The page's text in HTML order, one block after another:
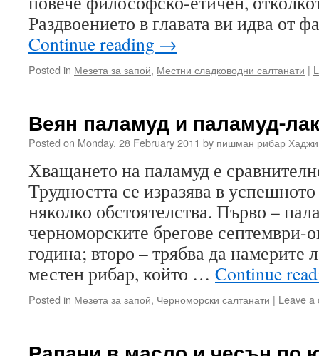
Раздвоението в главата ви идва от
Continue reading →
Posted in Мезета за запой, Местни сладководни салтанати |
Веян паламуд и паламуд-
Posted on Monday, 28 February 2011 by пишман рибар
Хващането на паламуд е
Трудността се изразява в
няколко обстоятелства. Първо –
черноморските брегове септември-
година; второ – трябва да намерите
местен рибар, който … Continue
Posted in Мезета за запой, Черноморски салтанати | Leave a